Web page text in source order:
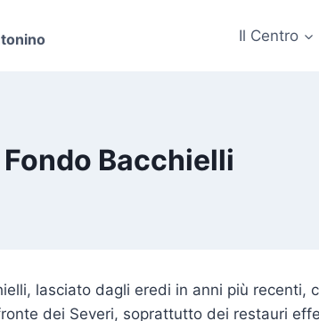
Il Centro
Fondo Bacchielli
lasciato dagli eredi in anni più
dei Severi, soprattutto dei restauri